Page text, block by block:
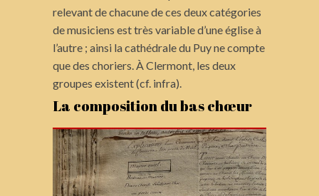
relevant de chacune de ces deux catégories
de musiciens est très variable d’une église à
l’autre ; ainsi la cathédrale du Puy ne compte
que des choriers. À Clermont, les deux
groupes existent (cf. infra).
La composition du bas chœur